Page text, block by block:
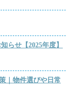
らせ【2025年度】
｜物件選びや日常